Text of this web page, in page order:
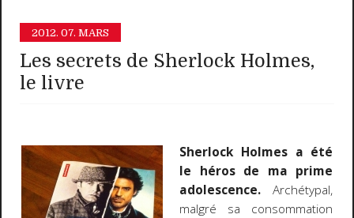
2012. 07. MARS
Les secrets de Sherlock Holmes,
le livre
Sherlock Holmes a été
le héros de ma prime
adolescence. Archétypal,
malgré sa consommation